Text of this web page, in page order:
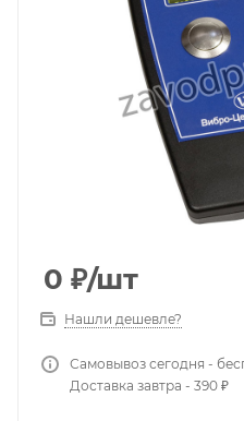
0 ₽/шт
Нашли дешевле?
Самовывоз сегодня -
Доставка завтра - 390 ₽